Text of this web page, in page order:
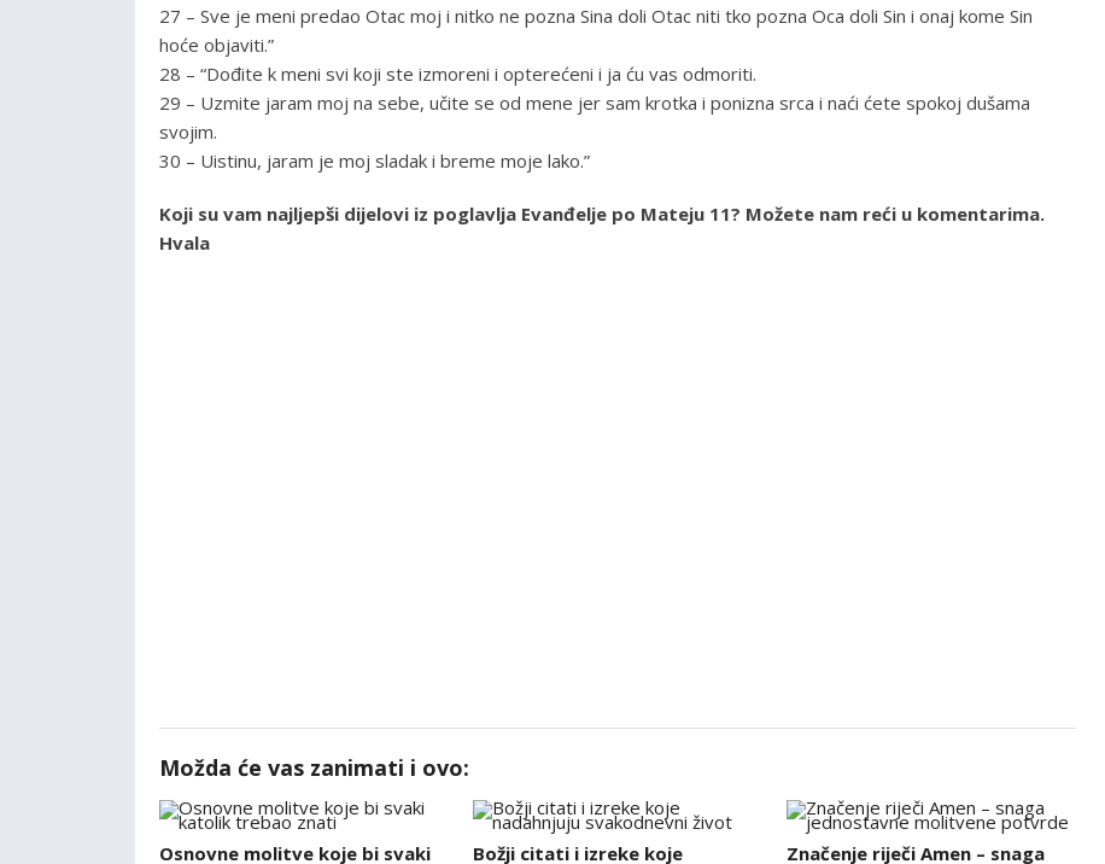
27 – Sve je meni predao Otac moj i nitko ne pozna Sina doli Otac niti tko pozna Oca doli Sin i onaj kome Sin
hoće objaviti.”
28 – “Dođite k meni svi koji ste izmoreni i opterećeni i ja ću vas odmoriti.
29 – Uzmite jaram moj na sebe, učite se od mene jer sam krotka i ponizna srca i naći ćete spokoj dušama
svojim.
30 – Uistinu, jaram je moj sladak i breme moje lako.”
Koji su vam najljepši dijelovi iz poglavlja Evanđelje po Mateju 11? Možete nam reći u komentarima.
Hvala
Možda će vas zanimati i ovo:
Osnovne molitve koje bi svaki Božji citati i izreke koje Značenje riječi Amen – snaga